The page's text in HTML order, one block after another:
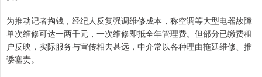
为推动记者掏钱，经纪人反复强调维修成本，称空调等大型电器故障
单次维修可达一两千元，一次维修即抵全年管理费。但部分已缴费租
户反映，实际服务与宣传相去甚远，中介常以各种理由拖延维修、推
诿塞责。